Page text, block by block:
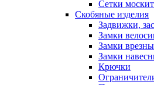
Сетки
Скобяные изделия
Задвижки,
Замки
Замки
Замки
Крючки